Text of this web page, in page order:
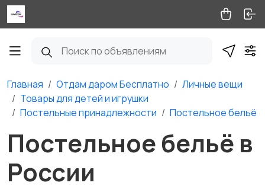
Главная Отдам даром Бесплатно
Личные вещи
Товары для детей и игрушки
Постельные принадлежности
Постельное бельё
Постельное бельё в
России